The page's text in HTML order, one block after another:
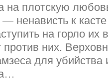
на плотскую
— ненависть к
на горло их
против них.
для